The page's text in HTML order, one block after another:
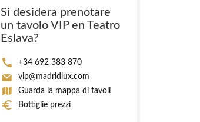
Si desidera prenotare
un tavolo VIP en Teatro
Eslava?
+34 692 383 870
vip@madridlux.com
Guarda la mappa di tavoli
Bottiglie prezzi